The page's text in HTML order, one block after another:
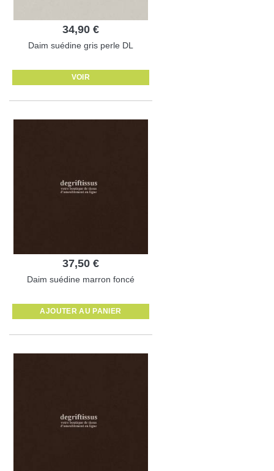
34,90 €
Daim suédine gris perle DL
VOIR
37,50 €
Daim suédine marron foncé
AJOUTER AU PANIER